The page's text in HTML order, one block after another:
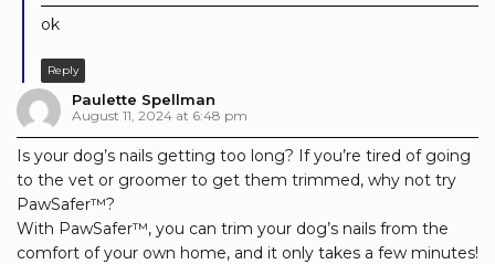
ok
Reply
Paulette Spellman
August 11, 2024 at 6:48 pm
Is your dog’s nails getting too long? If you’re tired of going
to the vet or groomer to get them trimmed, why not try
PawSafer™?
With PawSafer™, you can trim your dog’s nails from the
comfort of your own home, and it only takes a few minutes!